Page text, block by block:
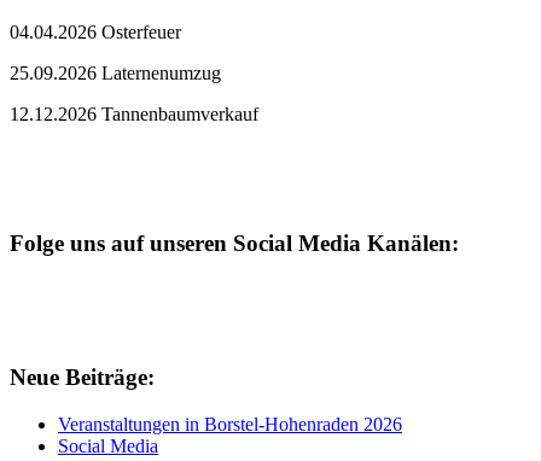
04.04.2026 Osterfeuer
25.09.2026 Laternenumzug
12.12.2026 Tannenbaumverkauf
Folge uns auf unseren Social Media Kanälen:
Neue Beiträge:
Veranstaltungen in Borstel-Hohenraden 2026
Social Media